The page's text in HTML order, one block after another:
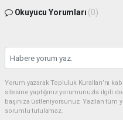
Okuyucu Yorumları (0)
Yorum yazarak Topluluk Kuralları’nı
sitesine yaptığınız yorumunuzla ilgili
başınıza üstleniyorsunuz. Yazılan
sorumlu tutulamaz.